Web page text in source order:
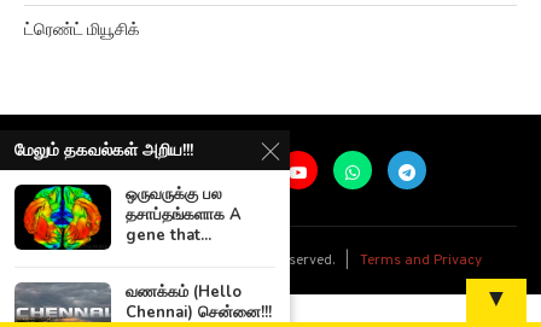
ட்ரெண்ட் மியூசிக்
Ariviyalpuram. All rights reserved. | Terms and Privacy
மேலும் தகவல்கள் அறிய!!!
ஒருவருக்கு பல
தசாப்தங்களாக A
gene that...
வணக்கம் (Hello
Chennai) சென்னை!!!
▼